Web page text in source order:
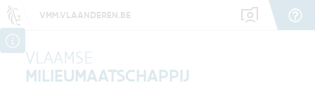
VMM.VLAANDEREN.BE
VLAAMSE
MILIEUMAATSCHAPPIJ